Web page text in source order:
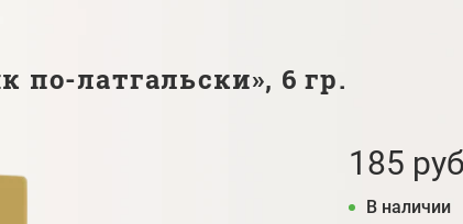
по-латгальски», 6 гр.
185
В наличии